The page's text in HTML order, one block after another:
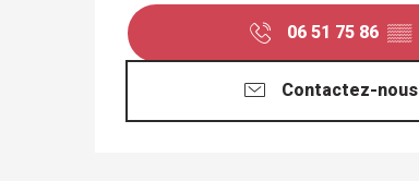
06 51 75 86 ▒▒
Contactez-nous